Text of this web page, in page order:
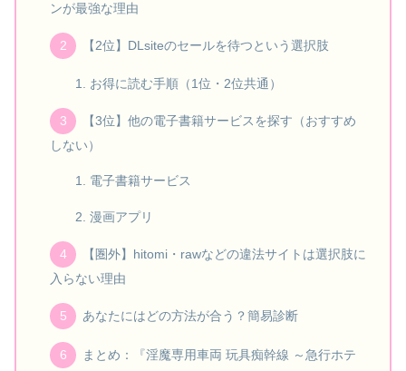
ンが最強な理由
【2位】DLsiteのセールを待つという選択肢
お得に読む手順（1位・2位共通）
【3位】他の電子書籍サービスを探す（おすすめ
しない）
電子書籍サービス
漫画アプリ
【圏外】hitomi・rawなどの違法サイトは選択肢に
入らない理由
あなたにはどの方法が合う？簡易診断
まとめ：『淫魔専用車両 玩具痴幹線 ～急行ホテ